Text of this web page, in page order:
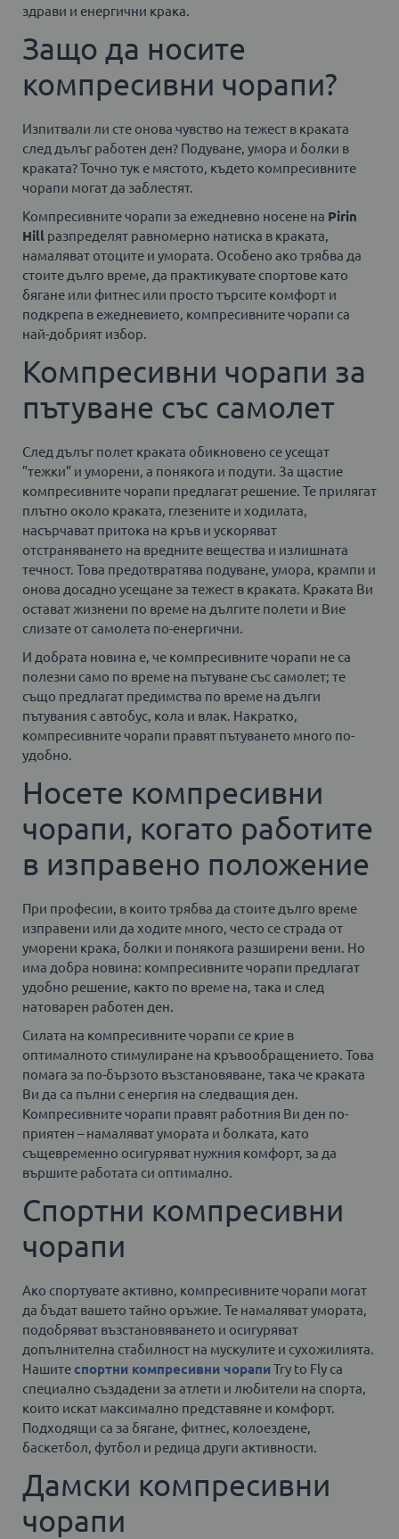
здрави и енергични крака.
Защо да носите
компресивни чорапи?
Изпитвали ли сте онова чувство на тежест в краката
след дълъг работен ден? Подуване, умора и болки в
краката? Точно тук е мястото, където компресивните
чорапи могат да заблестят.
Компресивните чорапи за ежедневно носене на Pirin
Hill разпределят равномерно натиска в краката,
намаляват отоците и умората. Особено ако трябва да
стоите дълго време, да практикувате спортове като
бягане или фитнес или просто търсите комфорт и
подкрепа в ежедневието, компресивните чорапи са
най-добрият избор.
Компресивни чорапи за
пътуване със самолет
След дълъг полет краката обикновено се усещат
”тежки” и уморени, а понякога и подути. За щастие
компресивните чорапи предлагат решение. Те прилягат
плътно около краката, глезените и ходилата,
насърчават притока на кръв и ускоряват
отстраняването на вредните вещества и излишната
течност. Това предотвратява подуване, умора, крампи и
онова досадно усещане за тежест в краката. Краката Ви
остават жизнени по време на дългите полети и Вие
слизате от самолета по-енергични.
И добрата новина е, че компресивните чорапи не са
полезни само по време на пътуване със самолет; те
също предлагат предимства по време на дълги
пътувания с автобус, кола и влак. Накратко,
компресивните чорапи правят пътуването много по-
удобно.
Носете компресивни
чорапи, когато работите
в изправено положение
При професии, в които трябва да стоите дълго време
изправени или да ходите много, често се страда от
уморени крака, болки и понякога разширени вени. Но
има добра новина: компресивните чорапи предлагат
удобно решение, както по време на, така и след
натоварен работен ден.
Силата на компресивните чорапи се крие в
оптималното стимулиране на кръвообращението. Това
помага за по-бързото възстановяване, така че краката
Ви да са пълни с енергия на следващия ден.
Компресивните чорапи правят работния Ви ден по-
приятен – намаляват умората и болката, като
същевременно осигуряват нужния комфорт, за да
вършите работата си оптимално.
Спортни компресивни
чорапи
Ако спортувате активно, компресивните чорапи могат
да бъдат вашето тайно оръжие. Те намаляват умората,
подобряват възстановяването и осигуряват
допълнителна стабилност на мускулите и сухожилията.
Нашитеспортни компресивни чорапиTry to Fly са
специално създадени за атлети и любители на спорта,
които искат максимално представяне и комфорт.
Подходящи са за бягане, фитнес, колоездене,
баскетбол, футбол и редица други активности.
Дамски компресивни
чорапи